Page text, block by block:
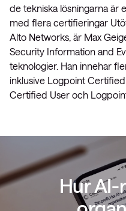
de tekniska lösningarna är
med flera certifieringar
Alto Networks, är Max
Security Information and
teknologier. Han innehar
inklusive Logpoint
Certified User och
Hur AI-